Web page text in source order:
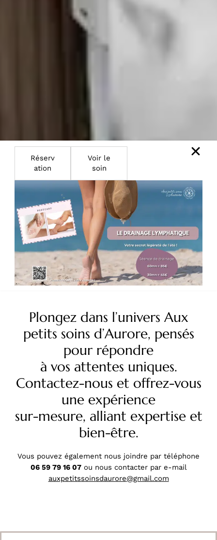
Plongez dans l’univers Aux
petits soins d’Aurore, pensés
pour répondre
à vos attentes uniques.
Contactez-nous et offrez-vous
une expérience
sur-mesure, alliant expertise et
bien-être.
Vous pouvez également nous joindre par téléphone
‭06 59 79 16 07‬ou nous contacter par e-mail
auxpetitssoinsdaurore@gmail.com
Réserv
ation
Voir le
soin